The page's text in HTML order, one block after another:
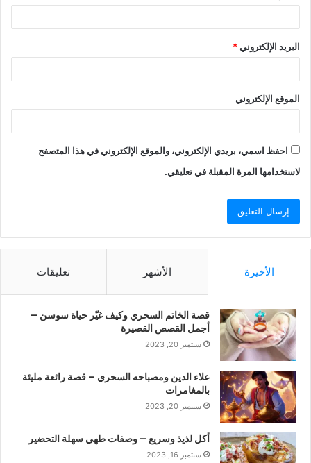
البريد الإلكتروني*
الموقع الإلكتروني
احفظ اسمي، بريدي الإلكتروني، والموقع الإلكتروني في هذا المتصفح
لاستخدامها المرة المقبلة في تعليقي.
الأخيرة الأشهر تعليقات
قصة الخاتم السحري وكيف غيّر حياة سوسن –
أجمل القصص القصيرة
سبتمبر 20, 2023
علاء الدين ومصباحه السحري – قصة رائعة مليئة
بالمغامرات
سبتمبر 20, 2023
أكل لذيذ وسريع – وصفات طهي سهلة التحضير
سبتمبر 16, 2023